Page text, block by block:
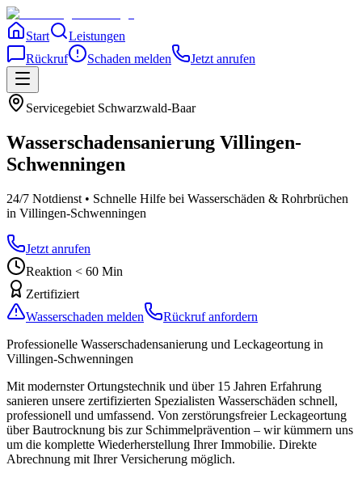
Start
Leistungen
Rückruf
Schaden melden Jetzt anrufen
Servicegebiet Schwarzwald-Baar
Wasserschadensanierung Villingen-
Schwenningen
24/7 Notdienst • Schnelle Hilfe bei Wasserschäden & Rohrbrüchen
in Villingen-Schwenningen
Jetzt anrufen
Reaktion < 60 Min
Zertifiziert
Wasserschaden melden
Rückruf anfordern
Professionelle Wasserschadensanierung und Leckageortung in
Villingen-Schwenningen
Mit modernster Ortungstechnik und über 15 Jahren Erfahrung
sanieren unsere zertifizierten Spezialisten Wasserschäden schnell,
professionell und umfassend. Von zerstörungsfreier Leckageortung
über Bautrocknung bis zur Schimmelprävention – wir kümmern uns
um die komplette Wiederherstellung Ihrer Immobilie. Direkte
Abrechnung mit Ihrer Versicherung möglich.